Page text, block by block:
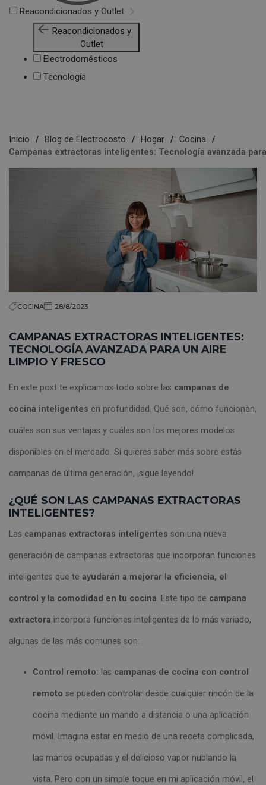
Reacondicionados y Outlet
Reacondicionados y
Outlet
Electrodomésticos
Tecnología
Inicio Blog de Electrocosto Hogar
Cocina
Campanas extractoras inteligentes: Tecnología avanzada
COCINA 28/8/2023
CAMPANAS EXTRACTORAS INTELIGENTES:
TECNOLOGÍA AVANZADA PARA UN AIRE
LIMPIO Y FRESCO
En este post te explicamos todo sobre las campanas de
cocina inteligentes en profundidad. Qué son, cómo funcionan,
cuáles son sus ventajas y cuáles son los mejores modelos
disponibles en el mercado. Si quieres saber más sobre estás
campanas de última generación, ¡sigue leyendo!
¿QUÉ SON LAS CAMPANAS EXTRACTORAS
INTELIGENTES?
Las campanas extractoras inteligentes son una nueva
generación de campanas extractoras que incorporan funciones
inteligentes que te ayudarán a mejorar la eficiencia, el
control y la comodidad en tu cocina. Este tipo de campana
extractora incorpora funciones inteligentes de lo más variado,
algunas de las más comunes son:
Control remoto: las campanas de cocina con control
remoto se pueden controlar desde cualquier rincón de la
cocina mediante un mando a distancia o una aplicación
móvil. Imagina estar en medio de una receta complicada,
las manos ocupadas y el delicioso vapor nublando la
vista. Pero con un simple toque en mi aplicación móvil, el